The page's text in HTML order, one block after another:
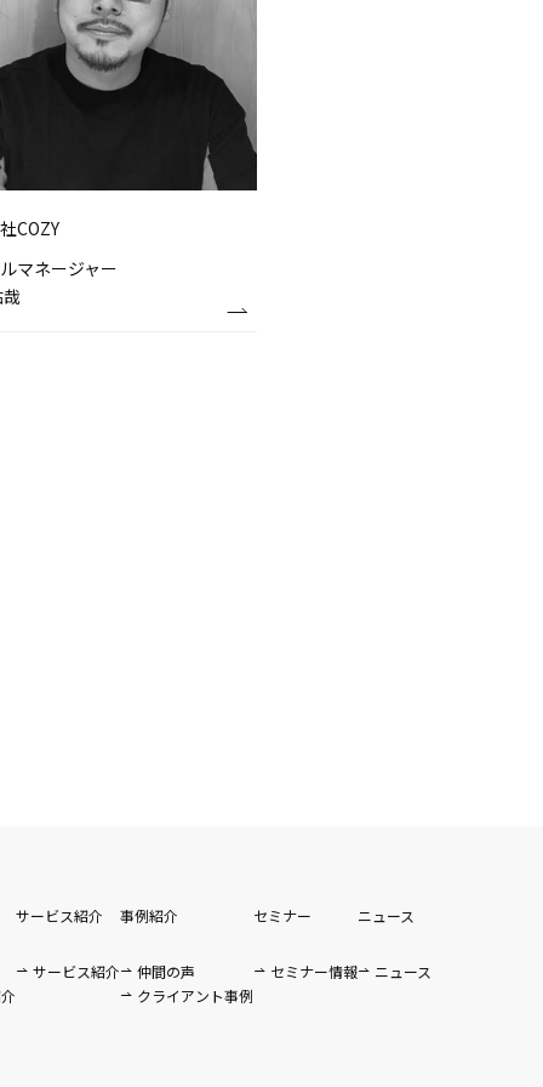
COZY
マネージャー
サービス紹介
サービス紹介
事例紹介
仲間の声
クライアント事例
セミナー
セミナー情報
ニュース
ニュース